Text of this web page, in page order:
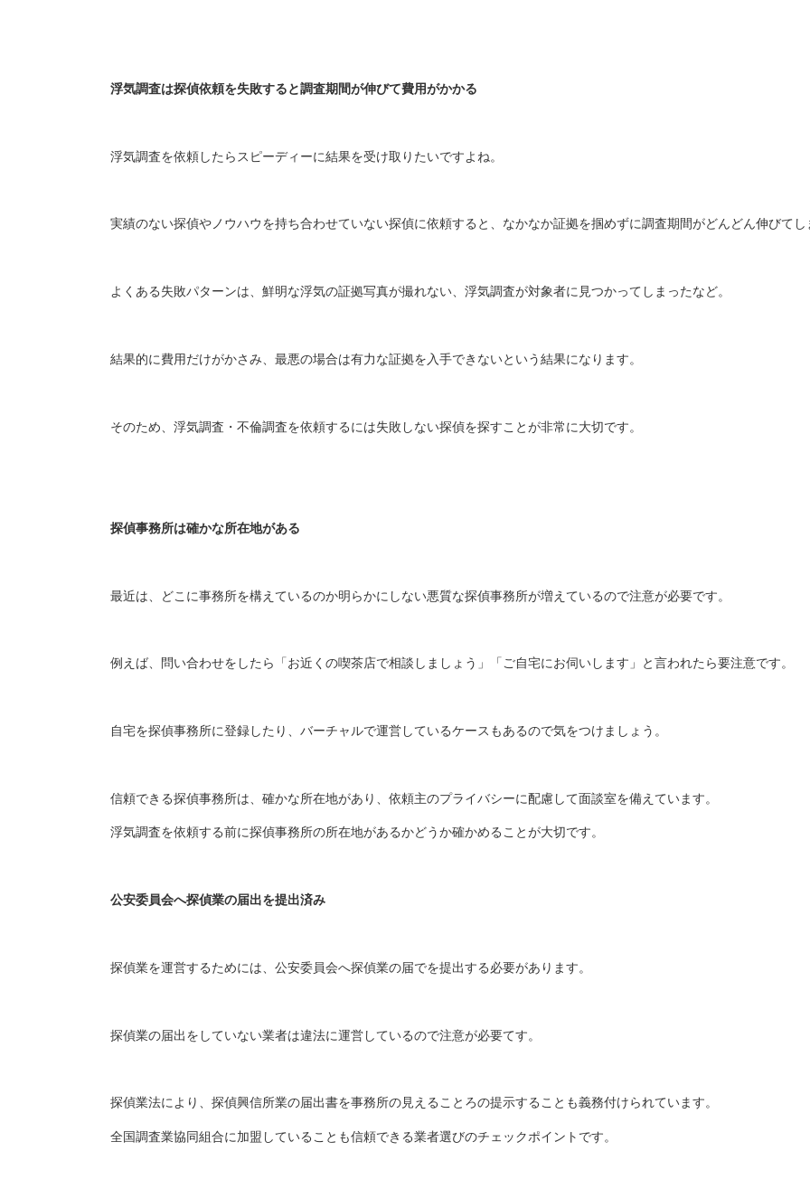
浮気調査は探偵依頼を失敗すると調査期間が伸びて費用がかかる
浮気調査を依頼したらスピーディーに結果を受け取りたいですよね。
実績のない探偵やノウハウを持ち合わせていない探偵に依頼すると、なかなか証拠を掴めずに調査期間がどんどん伸びてし
よくある失敗パターンは、鮮明な浮気の証拠写真が撮れない、浮気調査が対象者に見つかってしまったなど。
結果的に費用だけがかさみ、最悪の場合は有力な証拠を入手できないという結果になります。
そのため、浮気調査・不倫調査を依頼するには失敗しない探偵を探すことが非常に大切です。
探偵事務所は確かな所在地がある
最近は、どこに事務所を構えているのか明らかにしない悪質な探偵事務所が増えているので注意が必要です。
例えば、問い合わせをしたら「お近くの喫茶店で相談しましょう」「ご自宅にお伺いします」と言われたら要注意です。
自宅を探偵事務所に登録したり、バーチャルで運営しているケースもあるので気をつけましょう。
信頼できる探偵事務所は、確かな所在地があり、依頼主のプライバシーに配慮して面談室を備えています。
浮気調査を依頼する前に探偵事務所の所在地があるかどうか確かめることが大切です。
公安委員会へ探偵業の届出を提出済み
探偵業を運営するためには、公安委員会へ探偵業の届でを提出する必要があります。
探偵業の届出をしていない業者は違法に運営しているので注意が必要てす。
探偵業法により、探偵興信所業の届出書を事務所の見えることろの提示することも義務付けられています。
全国調査業協同組合に加盟していることも信頼できる業者選びのチェックポイントです。